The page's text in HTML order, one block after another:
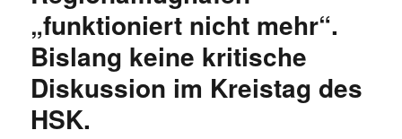
„funktioniert nicht mehr“.
Bislang keine kritische
Diskussion im Kreistag des
HSK.